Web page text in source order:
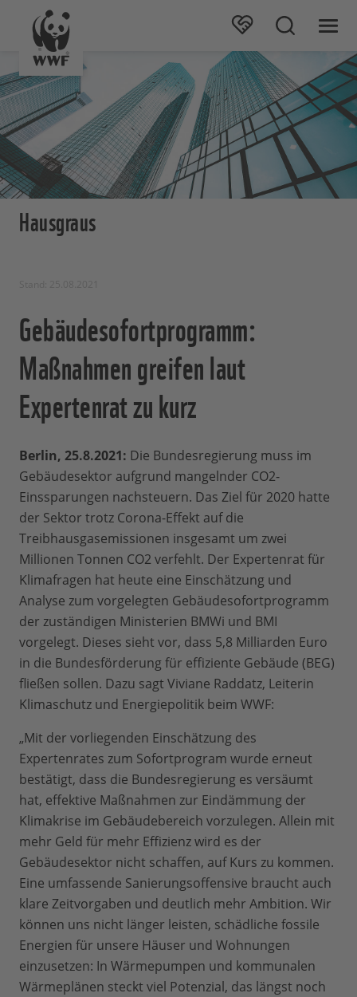
Hausgraus
Gebäudesofortprogramm:
Maßnahmen greifen laut
Expertenrat zu kurz
Berlin, 25.8.2021: Die Bundesregierung muss im
Gebäudesektor aufgrund mangelnder CO2-
Einssparungen nachsteuern. Das Ziel für 2020 hatte
der Sektor trotz Corona-Effekt auf die
Treibhausgasemissionen insgesamt um zwei
Millionen Tonnen CO2 verfehlt. Der Expertenrat für
Klimafragen hat heute eine Einschätzung und
Analyse zum vorgelegten Gebäudesofortprogramm
der zuständigen Ministerien BMWi und BMI
vorgelegt. Dieses sieht vor, dass 5,8 Milliarden Euro
in die Bundesförderung für effiziente Gebäude (BEG)
fließen sollen. Dazu sagt Viviane Raddatz, Leiterin
Klimaschutz und Energiepolitik beim WWF:
„Mit der vorliegenden Einschätzung des
Expertenrates zum Sofortprogram wurde erneut
bestätigt, dass die Bundesregierung es versäumt
hat, effektive Maßnahmen zur Eindämmung der
Klimakrise im Gebäudebereich vorzulegen. Allein mit
mehr Geld für mehr Effizienz wird es der
Gebäudesektor nicht schaffen, auf Kurs zu kommen.
Eine umfassende Sanierungsoffensive braucht auch
klare Zeitvorgaben und deutlich mehr Ambition. Wir
können uns nicht länger leisten, schädliche fossile
Energien für unsere Häuser und Wohnungen
einzusetzen: In Wärmepumpen und kommunalen
Wärmeplänen steckt viel Potenzial, das längst noch